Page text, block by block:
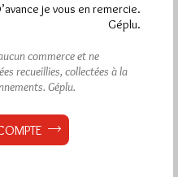
je vous en remercie.
Géplu.
commerce et ne
recueillies, collectées à la
Géplu.